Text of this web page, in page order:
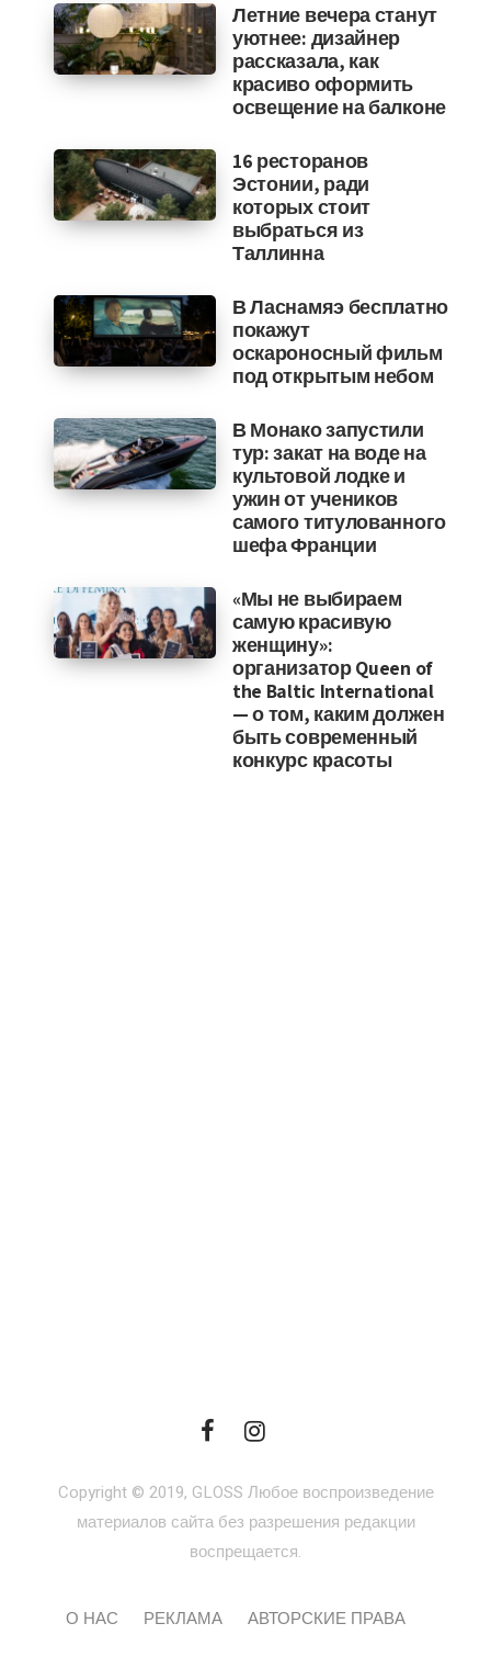
Летние вечера станут
уютнее: дизайнер
рассказала, как
красиво оформить
освещение на балконе
16 ресторанов
Эстонии, ради
которых стоит
выбраться из
Таллинна
В Ласнамяэ бесплатно
покажут
оскароносный фильм
под открытым небом
В Монако запустили
тур: закат на воде на
культовой лодке и
ужин от учеников
самого титулованного
шефа Франции
«Мы не выбираем
самую красивую
женщину»:
организатор Queen of
the Baltic International
— о том, каким должен
быть современный
конкурс красоты
Copyright © 2019, GLOSS Любое воспроизведение
материалов сайта без разрешения редакции
воспрещается.
О НАС РЕКЛАМА АВТОРСКИЕ ПРАВА